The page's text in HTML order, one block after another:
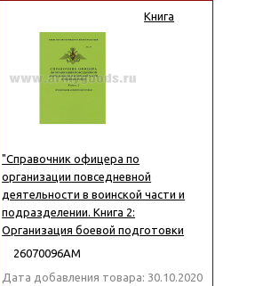
Книга
"Справочник офицера по
организации повседневной
деятельности в воинской части и
подразделении. Книга 2:
Организация боевой подготовки
26070096АМ
Дата добавления товара: 30.10.2020